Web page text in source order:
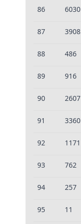
86 6030
87 3908
88 486
89 916
90 2607
91 3360
92 1171
93 762
94 257
95 11